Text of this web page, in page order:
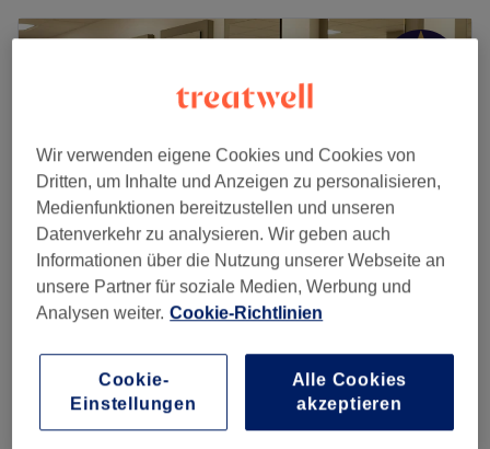
4,8
557 Bewertungen
Niendorf, Hamburg
Auf Karte anzeigen
Nebenzeiten
Wir verwenden eigene Cookies und Cookies von
Dritten, um Inhalte und Anzeigen zu personalisieren,
Medienfunktionen bereitzustellen und unseren
Datenverkehr zu analysieren. Wir geben auch
Informationen über die Nutzung unserer Webseite an
unsere Partner für soziale Medien, Werbung und
Analysen weiter. Cookie-Richtlinien
Cookie-
Einstellungen
Alle Cookies
akzeptieren